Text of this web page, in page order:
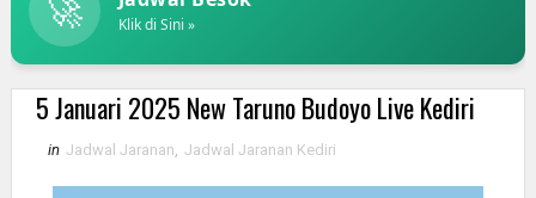
🚀 Klik di Sini »
5 Januari 2025 New Taruno Budoyo Live Kediri
in Jadwal Jaranan Jadwal Jaranan Kediri